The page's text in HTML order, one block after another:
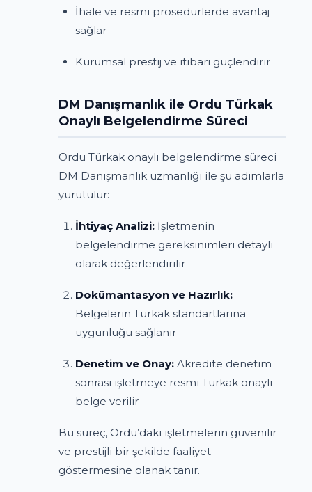
İhale ve resmi prosedürlerde avantaj
sağlar
Kurumsal prestij ve itibarı güçlendirir
DM Danışmanlık ile Ordu Türkak
Onaylı Belgelendirme Süreci
Ordu Türkak onaylı belgelendirme süreci
DM Danışmanlık uzmanlığı ile şu adımlarla
yürütülür:
İhtiyaç Analizi: İşletmenin
belgelendirme gereksinimleri detaylı
olarak değerlendirilir
Dokümantasyon ve Hazırlık:
Belgelerin Türkak standartlarına
uygunluğu sağlanır
Denetim ve Onay: Akredite denetim
sonrası işletmeye resmi Türkak onaylı
belge verilir
Bu süreç, Ordu’daki işletmelerin güvenilir
ve prestijli bir şekilde faaliyet
göstermesine olanak tanır.